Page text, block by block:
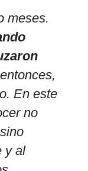
meses.
En este
no
y al